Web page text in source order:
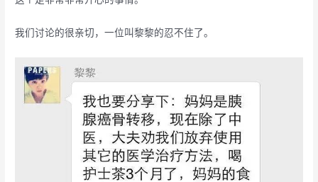
我们讨论的很亲切，一位叫黎黎的忍不住了。